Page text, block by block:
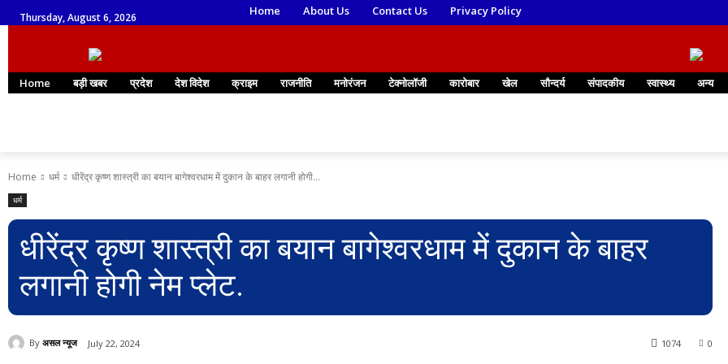
Thursday, August 6, 2026 Home About Us Contact Us Privacy Policy
Home बड़ी खबर प्रदेश देश विदेश क्राइम राजनीति मनोरंजन टेक्नोलॉजी कारोबार खेल सौन्दर्य संपादकीय स्वास्थ्य अन्य
Home धर्म धीरेंद्र कृष्ण शास्त्री का बयान बागेश्वरधाम में दुकान के बाहर लगानी होगी...
धर्म
धीरेंद्र कृष्ण शास्त्री का बयान बागेश्वरधाम में दुकान के बाहर
लगानी होगी नेम प्लेट.
By असल न्यूज July 22, 2024 0
1074